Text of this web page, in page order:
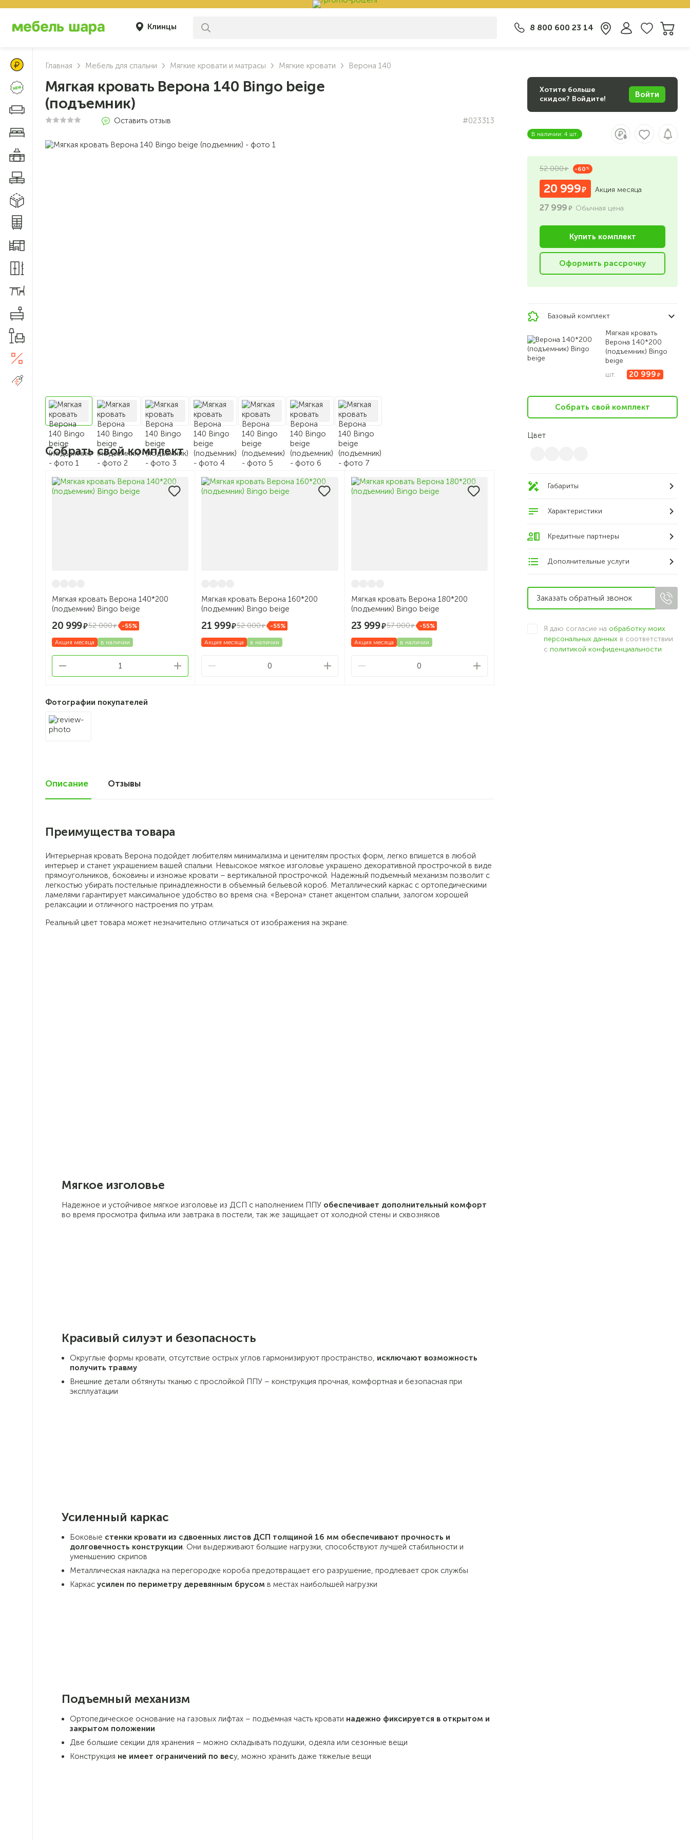
Клинцы 8 800 600 23 14
Цены Клуба Своих
Новинки
Диваны и кресла
Главная Мебель для спальни Мягкие кровати и матрасы Мягкие кровати Верона 140
Мягкая кровать Верона 140 Bingo beige
(подъемник)
Оставить отзыв #023313
Собрать свой комплект
Мягкая кровать Верона 140*200
(подъемник) Bingo beige
20 999 52 000 -55%
Акция месяца в наличии
1
Мягкая кровать Верона 160*200
(подъемник) Bingo beige
21 999 52 000 -55%
Акция месяца в наличии
0
Мягкая кровать Верона 180*200
(подъемник) Bingo beige
23 999 57 000 -55%
Акция месяца в наличии
0
Фотографии покупателей
Описание Отзывы
Преимущества товара
Интерьерная кровать Верона подойдет любителям минимализма и ценителям простых форм, легко впишется в любой
интерьер и станет украшением вашей спальни. Невысокое мягкое изголовье украшено декоративной прострочкой в виде
прямоугольников, боковины и изножье кровати – вертикальной прострочкой. Надежный подъемный механизм позволит с
легкостью убирать постельные принадлежности в объемный бельевой короб. Металлический каркас с ортопедическими
ламелями гарантирует максимальное удобство во время сна. «Верона» станет акцентом спальни, залогом хорошей
релаксации и отличного настроения по утрам.
Реальный цвет товара может незначительно отличаться от изображения на экране.
Мягкое изголовье
Надежное и устойчивое мягкое изголовье из ДСП с наполнением ППУ обеспечивает дополнительный комфорт
во время просмотра фильма или завтрака в постели, так же защищает от холодной стены и сквозняков
Красивый силуэт и безопасность
Округлые формы кровати, отсутствие острых углов гармонизируют пространство, исключают возможность
получить травму
Внешние детали обтянуты тканью с прослойкой ППУ – конструкция прочная, комфортная и безопасная при
эксплуатации
Усиленный каркас
Боковые стенки кровати из сдвоенных листов ДСП толщиной 16 мм обеспечивают прочность и
долговечность конструкции. Они выдерживают большие нагрузки, способствуют лучшей стабильности и
уменьшению скрипов
Металлическая накладка на перегородке короба предотвращает его разрушение, продлевает срок службы
Каркас усилен по периметру деревянным брусом в местах наибольшей нагрузки
Подъемный механизм
Ортопедическое основание на газовых лифтах – подъемная часть кровати надежно фиксируется в открытом и
закрытом положении
Две большие секции для хранения – можно складывать подушки, одеяла или сезонные вещи
Конструкция не имеет ограничений по весу, можно хранить даже тяжелые вещи
Хотите больше
скидок? Войдите!
Войти
В наличии: 4 шт.
52 000 -60 %
20 999 Акция месяца
27 999 Обычная цена
Купить комплект
Оформить рассрочку
Базовый комплект
Мягкая кровать
Верона 140*200
(подъемник) Bingo
beige
шт.
20 999
Собрать свой комплект
Цвет
Габариты
Характеристики
Кредитные партнеры
Дополнительные услуги
Я даю согласие на обработку моих
персональных данных в соответствии
с политикой конфиденциальности